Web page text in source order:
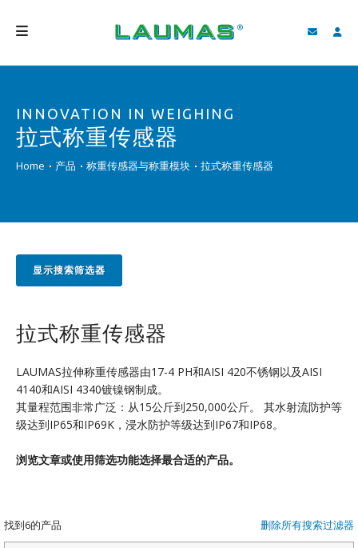
产品
服务
视频
BLOG
新闻
搜索
INNOVATION IN WEIGHING
拉式称重传感器
Home 产品 称重传感器与称重模块 拉式称重传感器
显示搜索筛选器
拉式称重传感器
LAUMAS拉伸称重传感器由17-4 PH和AISI 420不锈钢以及AISI
4140和AISI 4340镀镍钢制成。
其量程范围非常广泛：从15公斤到250,000公斤。 其水射流防护等
级达到IP65和IP69K，浸水防护等级达到IP67和IP68。
浏览文章或使用筛选功能选择最合适的产品。
找到6的产品 删除所有搜索过滤器